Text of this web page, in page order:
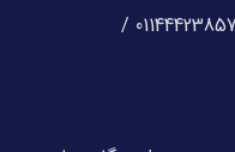
01133202976 / 01133202978 / 01144423857 /